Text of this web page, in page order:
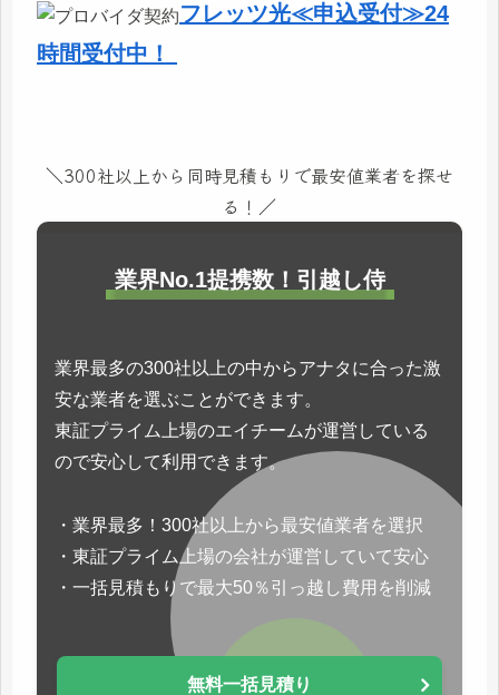
フレッツ光≪申込受付≫24
時間受付中！
＼300社以上から同時見積もりで最安値業者を探せ
る！／
業界No.1提携数！引越し侍
業界最多の300社以上の中からアナタに合った激
安な業者を選ぶことができます。
東証プライム上場のエイチームが運営している
ので安心して利用できます。
・業界最多！300社以上から最安値業者を選択
・東証プライム上場の会社が運営していて安心
・一括見積もりで最大50％引っ越し費用を削減
無料一括見積り